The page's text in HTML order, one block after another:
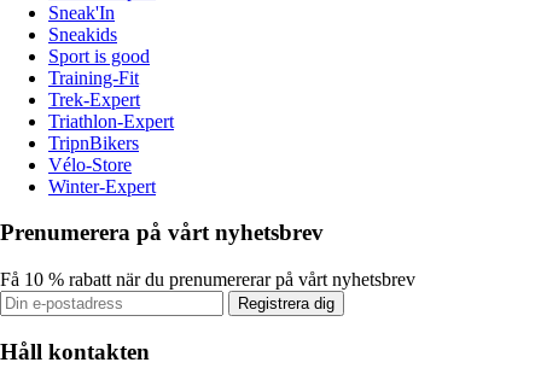
Sneak'In
Sneakids
Sport is good
Training-Fit
Trek-Expert
Triathlon-Expert
TripnBikers
Vélo-Store
Winter-Expert
Prenumerera på vårt nyhetsbrev
Få 10 % rabatt när du prenumererar på vårt nyhetsbrev
Registrera dig
Håll kontakten